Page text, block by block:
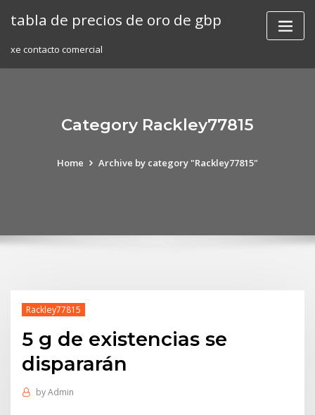
tabla de precios de oro de gbp
xe contacto comercial
Category Rackley77815
Home Archive by category "Rackley77815"
Rackley77815
5 g de existencias se
dispararán
byAdmin